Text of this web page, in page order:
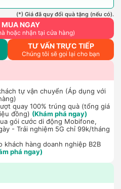
(*) Giá đã quy đổi quà tặng (nếu có).
MUA NGAY
hoặc nhận tại cửa hàng)
TƯ VẤN TRỰC TIẾP
Chúng tôi sẽ gọi lại cho bạn
tự vận chuyển (Áp dụng với
quay 100% trúng quà (tổng giá
đồng) (Khám phá ngay)
gói cước di động Mobifone,
- Trải nghiệm 5G chỉ 99k/tháng
khách hàng doanh nghiệp B2B
phá ngay)